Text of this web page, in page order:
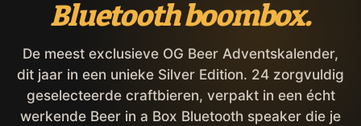
Bluetooth boombox.
De meest exclusieve OG Beer Adventskalender,
dit jaar in een unieke Silver Edition. 24 zorgvuldig
geselecteerde craftbieren, verpakt in een écht
werkende Beer in a Box Bluetooth speaker die je